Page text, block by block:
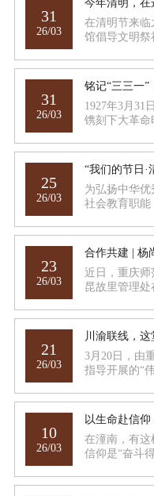
31
26/03
今年清明，在
在清明节来临
馆倡导文明祭
先辈的敬意与
31
26/03
1927年3月31
镌刻下大革命
用“人生如马
照亮巴蜀大地
一”惨案99周
缅怀革命先
心。
25
26/03
为弘扬中华
社会教育职能
杨尚昆旧居陈
们的节日·清
23
26/03
近日，重庆师
昆故里管理
21
26/03
川渝联线，
3月20日，由
指导开展的“
10
26/03
在潼南，有这
信仰是“奋斗
是“此生不死